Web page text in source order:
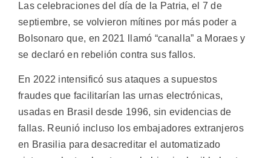
Las celebraciones del día de la Patria, el 7 de
septiembre, se volvieron mítines por más poder a
Bolsonaro que, en 2021 llamó “canalla” a Moraes y
se declaró en rebelión contra sus fallos.
En 2022 intensificó sus ataques a supuestos
fraudes que facilitarían las urnas electrónicas,
usadas en Brasil desde 1996, sin evidencias de
fallas. Reunió incluso los embajadores extranjeros
en Brasilia para desacreditar el automatizado